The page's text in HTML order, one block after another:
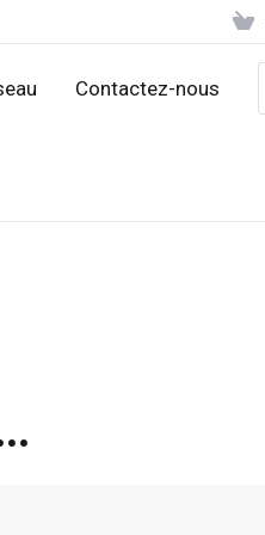
Contactez-nous